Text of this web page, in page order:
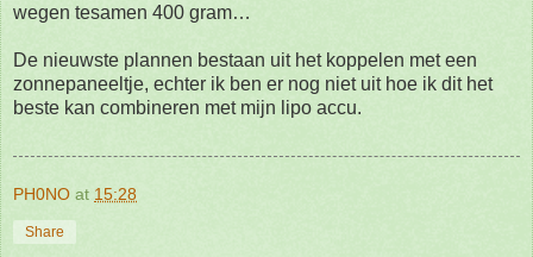
wegen tesamen 400 gram…
De nieuwste plannen bestaan uit het koppelen met een
zonnepaneeltje, echter ik ben er nog niet uit hoe ik dit het
beste kan combineren met mijn lipo accu.
PH0NO at 15:28
Share